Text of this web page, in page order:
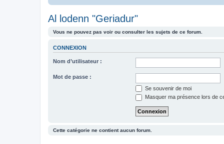
Al lodenn "Geriadur"
Vous ne pouvez pas voir ou consulter les sujets de ce forum.
CONNEXION
Nom d’utilisateur :
Mot de passe :
Se souvenir de moi
Masquer ma présence lors de
Cette catégorie ne contient aucun forum.